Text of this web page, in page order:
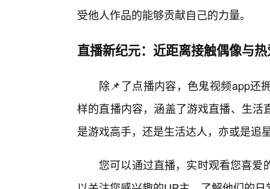
受他人作品的能够贡献自己的力量。
直播新纪元：近距离接触偶像与
除📌了点播内容，色鬼视频app还
样的直播内容，涵盖了游戏直播、生
是游戏高手，还是生活达人，亦或是追
您可以通过直播，实时观看您喜爱